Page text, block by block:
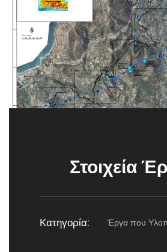
Στοιχεία
Κατηγορία: Έργα που